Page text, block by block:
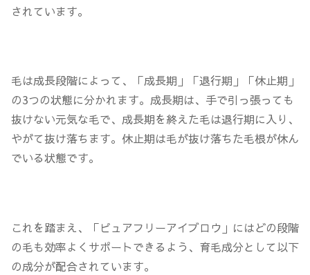
されています。
毛は成長段階によって、「成長期」「退行期」「休止期」
の3つの状態に分かれます。成長期は、手で引っ張っても
抜けない元気な毛で、成長期を終えた毛は退行期に入り、
やがて抜け落ちます。休止期は毛が抜け落ちた毛根が休ん
でいる状態です。
これを踏まえ、「ピュアフリーアイブロウ」にはどの段階
の毛も効率よくサポートできるよう、育毛成分として以下
の成分が配合されています。